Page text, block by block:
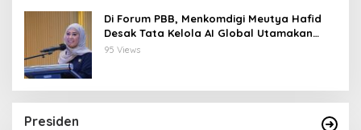
Di Forum PBB, Menkomdigi Meutya Hafid
Desak Tata Kelola AI Global Utamakan
Perlindungan Anak
95 Views
Presiden